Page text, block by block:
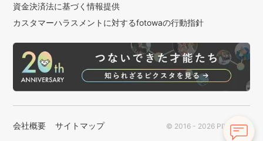
資金決済法に基づく情報提供
カスタマーハラスメントに対するfotowaの行動指針
会社概要 サイトマップ © 2016 - 2026 PIXTA Inc.